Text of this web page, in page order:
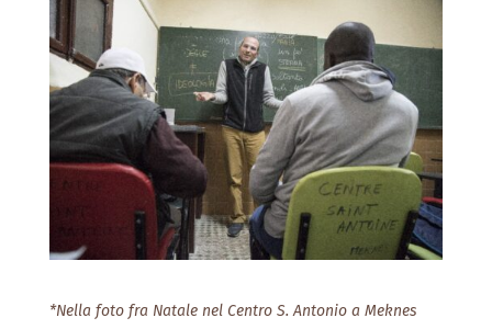
*Nella foto fra Natale nel Centro S. Antonio a Meknes